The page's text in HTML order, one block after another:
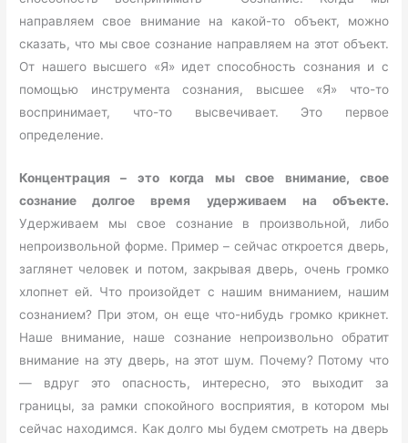
направляем свое внимание на какой-то объект, можно
сказать, что мы свое сознание направляем на этот объект.
От нашего высшего «Я» идет способность сознания и с
помощью инструмента сознания, высшее «Я» что-то
воспринимает, что-то высвечивает. Это первое
определение.
Концентрация – это когда мы свое внимание, свое
сознание долгое время удерживаем на объекте.
Удерживаем мы свое сознание в произвольной, либо
непроизвольной форме. Пример – сейчас откроется дверь,
заглянет человек и потом, закрывая дверь, очень громко
хлопнет ей. Что произойдет с нашим вниманием, нашим
сознанием? При этом, он еще что-нибудь громко крикнет.
Наше внимание, наше сознание непроизвольно обратит
внимание на эту дверь, на этот шум. Почему? Потому что
— вдруг это опасность, интересно, это выходит за
границы, за рамки спокойного восприятия, в котором мы
сейчас находимся. Как долго мы будем смотреть на дверь